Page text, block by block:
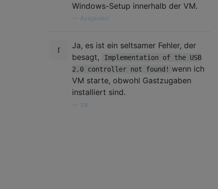
Windows-Setup innerhalb der VM.
Acejavelin
Ja, es ist ein seltsamer Fehler, der
besagt,
Implementation of the USB
2.0 controller not found! wenn ich
VM starte, obwohl Gastzugaben
installiert sind.
zar